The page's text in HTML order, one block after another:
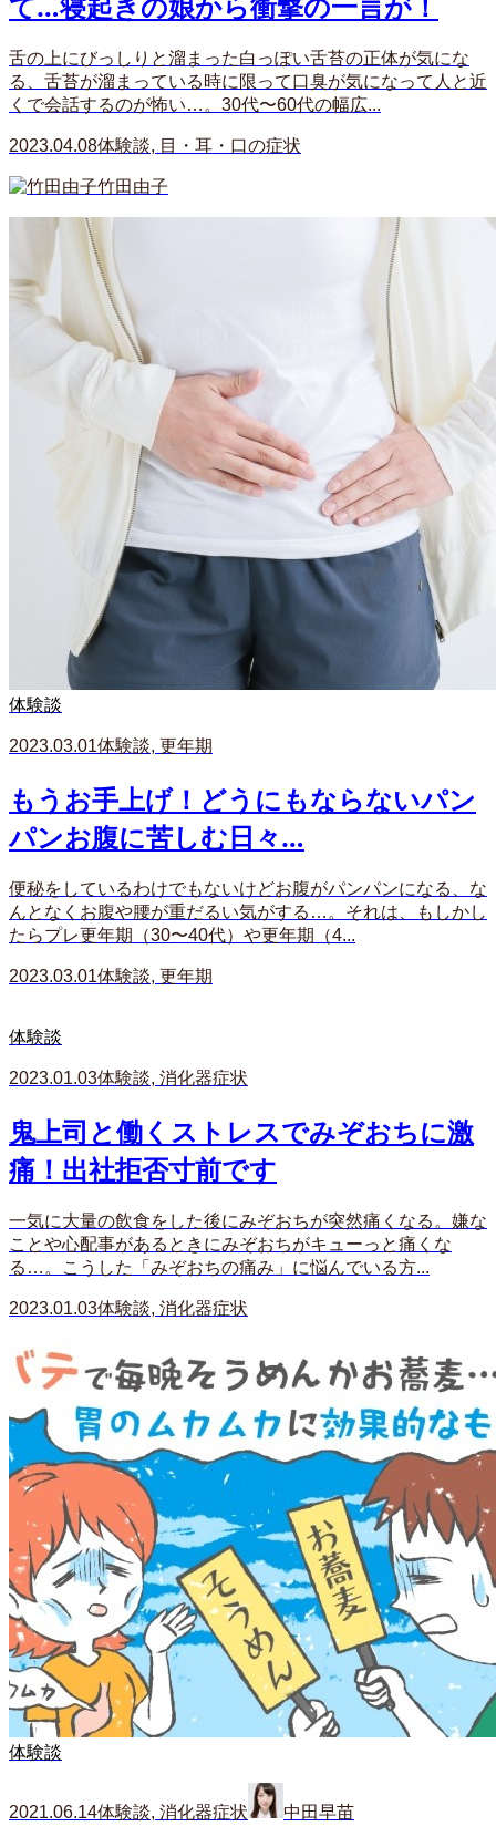
舌の上にびっしりと溜まった白っぽい舌苔の正体が気にな
る、舌苔が溜まっている時に限って口臭が気になって人と近
くで会話するのが怖い…。30代〜60代の幅広...
2023.04.08体験談, 目・耳・口の症状
竹田由子
体験談
2023.03.01体験談, 更年期
もうお手上げ！どうにもならないパン
パンお腹に苦しむ日々…
便秘をしているわけでもないけどお腹がパンパンになる、な
んとなくお腹や腰が重だるい気がする…。それは、もしかし
たらプレ更年期（30〜40代）や更年期（4...
2023.03.01体験談, 更年期
体験談
2023.01.03体験談, 消化器症状
鬼上司と働くストレスでみぞおちに激
痛！出社拒否寸前です
一気に大量の飲食をした後にみぞおちが突然痛くなる。嫌な
ことや心配事があるときにみぞおちがキューっと痛くな
る…。こうした「みぞおちの痛み」に悩んでいる方...
2023.01.03体験談, 消化器症状
体験談
2021.06.14体験談, 消化器症状 中田早苗